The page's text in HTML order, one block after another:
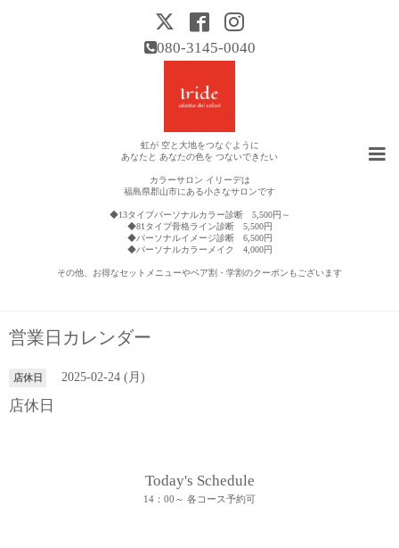
080-3145-0040
虹が 空と大地をつなぐように
あなたと あなたの色を つないできたい
カラーサロン イリーデは
福島県郡山市にある小さなサロンです
◆13タイプパーソナルカラー診断 5,500円～
◆81タイプ骨格ライン診断 5,500円
◆パーソナルイメージ診断 6,500円
◆パーソナルカラーメイク 4,000円
その他、お得なセットメニューやペア割・学割のクーポンもございます
営業日カレンダー
店休日 2025-02-24 (月)
店休日
Today's Schedule
14：00～ 各コース予約可